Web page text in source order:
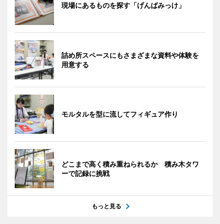
現場にあるものを探す「げんばみっけ」
詰め所スペースにもさまざまな資料や体験を
用意する
モルタルを型に流してフィギュア作り
どこまで高く積み重ねられるか 積み木タワ
ーで記録に挑戦
もっと見る